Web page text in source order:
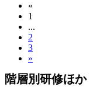
«
1
...
2
3
»
階層別研修ほか